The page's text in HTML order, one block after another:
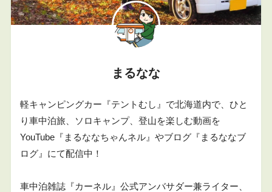
まるなな
軽キャンピングカー『テントむし』で北海道内で、ひと
り車中泊旅、ソロキャンプ、登山を楽しむ動画を
YouTube『まるななちゃんネル』やブログ『まるななブ
ログ』にて配信中！
車中泊雑誌『カーネル』公式アンバサダー兼ライター、